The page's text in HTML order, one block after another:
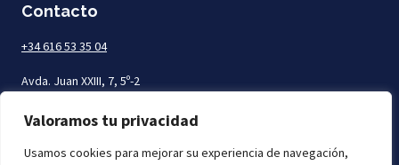
Valoramos tu privacidad
Usamos cookies para mejorar su experiencia de navegación,
Contacto
+34 616 53 35 04
Avda. Juan XXIII, 7, 5º-2
Las Palmas de Gran Canaria